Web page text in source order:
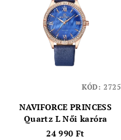
NAVIFORCE PRINCESS
Quartz L Női karóra
24 990 Ft
KÓD: 2725